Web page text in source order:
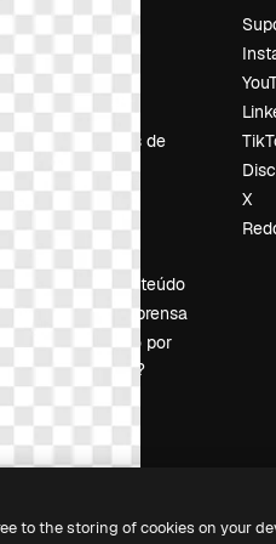
Sobre nós
Emprego
Tendências de
pesquisa
Blog
Eventos
Slidesgo
Vender conteúdo
Sala de imprensa
Procurando por
magnific.ai?
X
to the storing of cookies on your